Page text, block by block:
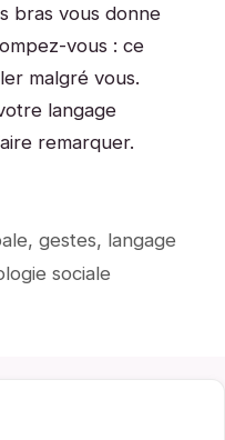
bras vous donne
vous : ce
malgré vous.
langage
remarquer.
,gestes, langage
sociale